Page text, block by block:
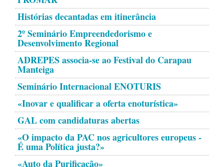
Histórias decantadas em itinerância
2º Seminário Empreendedorismo e
Desenvolvimento Regional
ADREPES associa-se ao Festival do Carapau
Manteiga
Seminário Internacional ENOTURIS
«Inovar e qualificar a oferta enoturística»
GAL com candidaturas abertas
«O impacto da PAC nos agricultores europeus -
É uma Política justa?»
«Auto da Purificação»